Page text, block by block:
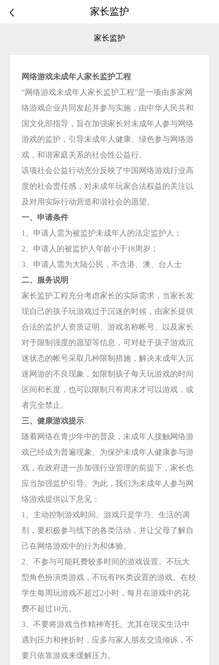
家长监护
家长监护
网络游戏未成年人家长监护工程
“网络游戏未成年人家长监护工程”是一项由多家网
络游戏企业共同发起并参与实施，由中华人民共和
国文化部指导，旨在加强家长对未成年人参与网络
游戏的监护，引导未成年人健康、绿色参与网络游
戏，和谐家庭关系的社会性公益行。
该项社会公益行动充分反映了中国网络游戏行业高
度的社会责任感，对未成年玩家合法权益的关注以
及对用实际行动营造和谐社会的愿望。
一、申请条件
1、申请人需为被监护未成年人的法定监护人；
2、申请人的被监护人年龄小于18周岁；
3、申请人需为大陆公民，不含港、澳、台人士
二、服务说明
家长监护工程充分考虑家长的实际需求，当家长发
现自己的孩子玩游戏过于沉迷的时候，由家长提供
合法的监护人资质证明、游戏名称帐号、以及家长
对于限制强度的愿望等信息，可对处于孩子游戏沉
迷状态的帐号采取几种限制措施，解决未成年人沉
迷网游的不良现象，如限制孩子每天玩游戏的时间
区间和长度，也可以限制只有周末才可以游戏，或
者完全禁止。
三、健康游戏提示
随着网络在青少年中的普及，未成年人接触网络游
戏已经成为普遍现象。为保护未成年人健康参与游
戏，在政府进一步加强行业管理的前提下，家长也
应当加强监护引导。为此，我们为未成年人参与网
络游戏提供以下意见：
1、主动控制游戏时间。游戏只是学习、生活的调
剂，要积极参与线下的各类活动，并让父母了解自
己在网络游戏中的行为和体验。
2、不参与可能耗费较多时间的游戏设置。不玩大
型角色扮演类游戏，不玩有PK类设置的游戏。在校
学生每周玩游戏不超过2小时，每月在游戏中的花
费不超过10元。
3、不要将游戏当作精神寄托。尤其在现实生活中
遇到压力和挫折时，应多与家人朋友交流倾诉，不
要只依靠游戏来缓解压力。